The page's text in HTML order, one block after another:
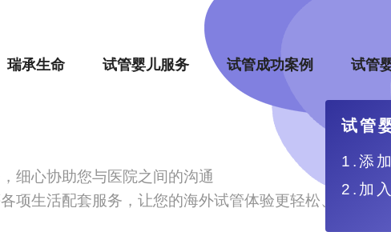
瑞承生命 试管婴儿服务 试管成功案例 试管
试管
1.添
2.加
细心协助您与医院之间的沟通
项生活配套服务，让您的海外试管体验更轻松、更舒适。